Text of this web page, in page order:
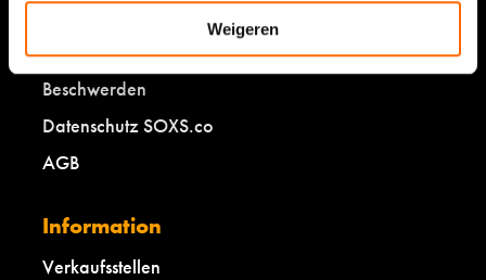
Weigeren
Rücksendung
Beschwerden
Datenschutz SOXS.co
AGB
Information
Verkaufsstellen